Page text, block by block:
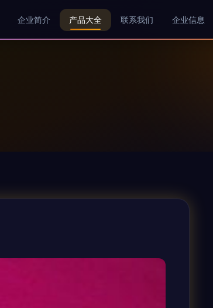
企业简介 产品大全 联系我们 企业信息